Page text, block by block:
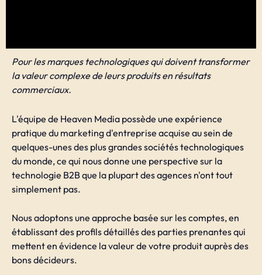
Pour les marques technologiques qui doivent transformer
la valeur complexe de leurs produits en résultats
commerciaux.
L'équipe de Heaven Media possède une expérience
pratique du marketing d'entreprise acquise au sein de
quelques-unes des plus grandes sociétés technologiques
du monde, ce qui nous donne une perspective sur la
technologie B2B que la plupart des agences n'ont tout
simplement pas.
Nous adoptons une approche basée sur les comptes, en
établissant des profils détaillés des parties prenantes qui
mettent en évidence la valeur de votre produit auprès des
bons décideurs.